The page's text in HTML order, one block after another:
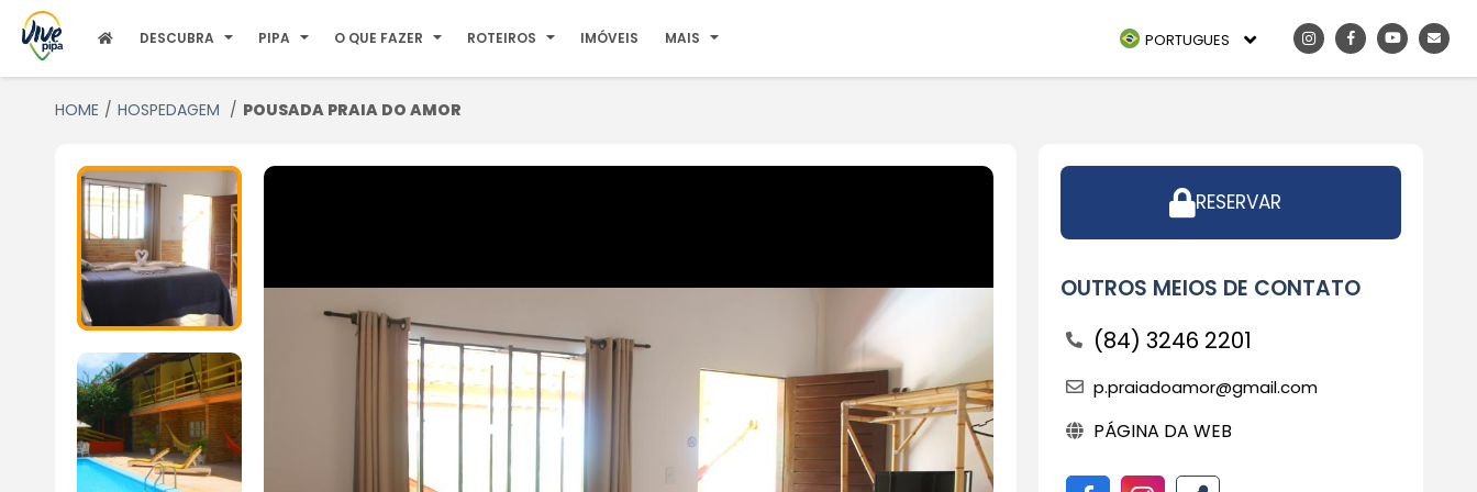
DESCUBRA PIPA O QUE FAZER ROTEIROS IMÓVEIS MAIS PORTUGUES
HOME HOSPEDAGEM POUSADA PRAIA DO AMOR
RESERVAR
OUTROS MEIOS DE CONTATO
(84) 3246 2201
p.praiadoamor@gmail.com
PÁGINA DA WEB